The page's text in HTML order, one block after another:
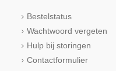
Bestelstatus
Wachtwoord vergeten
Hulp bij storingen
Contactformulier